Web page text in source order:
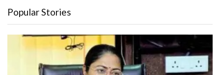
Popular Stories